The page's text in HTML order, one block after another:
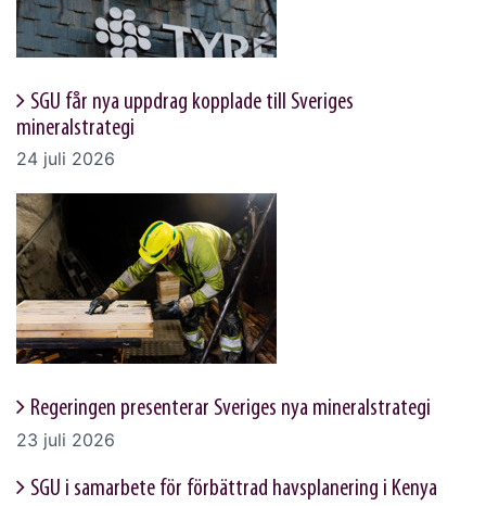
SGU får nya uppdrag kopplade till Sveriges
mineralstrategi
24 juli 2026
Regeringen presenterar Sveriges nya mineralstrategi
23 juli 2026
SGU i samarbete för förbättrad havsplanering i Kenya